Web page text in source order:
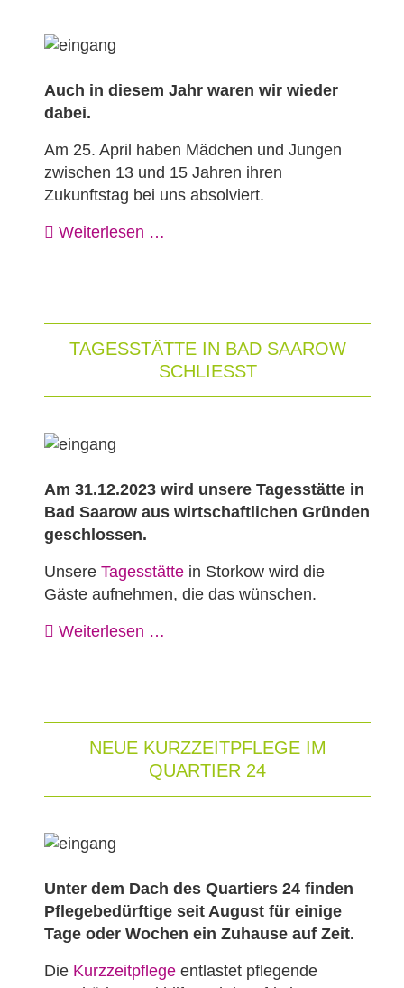
Auch in diesem Jahr waren wir wieder
dabei.
Am 25. April haben Mädchen und Jungen
zwischen 13 und 15 Jahren ihren
Zukunftstag bei uns absolviert.
Weiterlesen …
TAGESSTÄTTE IN BAD SAAROW
SCHLIESST
Am 31.12.2023 wird unsere Tagesstätte in
Bad Saarow aus wirtschaftlichen Gründen
geschlossen.
Unsere Tagesstätte in Storkow wird die
Gäste aufnehmen, die das wünschen.
Weiterlesen …
NEUE KURZZEITPFLEGE IM
QUARTIER 24
Unter dem Dach des Quartiers 24 finden
Pflegebedürftige seit August für einige
Tage oder Wochen ein Zuhause auf Zeit.
Die Kurzzeitpflege entlastet pflegende